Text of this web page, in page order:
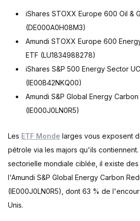
iShares STOXX Europe 600 Oil &
(DE000A0H08M3)
Amundi STOXX Europe 600
ETF (LU1834988278)
iShares S&P 500 Energy Sector
(IE00B42NKQ00)
Amundi S&P Global Energy
(IE000J0LN0R5)
Les ETF Monde larges vous exposent
pétrole via les majors qu'ils
sectorielle mondiale ciblée, il existe
l'Amundi S&P Global Energy Carbon
(IE000J0LN0R5), dont 63 % de
Unis.